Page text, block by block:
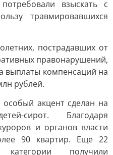
взыскать с
травмировавшихся
пострадавших от
правонарушений,
выплаты компенсаций на
рублей.
акцент сделан на
сирот. Благодаря
и органов власти
90 квартир. Еще 22
получили